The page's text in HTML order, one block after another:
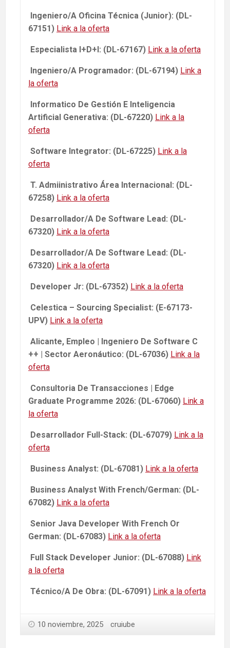
Ingeniero/A Oficina Técnica (Junior): (DL-
67151) Link a la oferta
Especialista I+D+I: (DL-67167) Link a la oferta
Ingeniero/A Programador: (DL-67194) Link a
la oferta
Informatico De Gestión E Inteligencia
Artificial Generativa: (DL-67220) Link a la
oferta
Software Integrator: (DL-67225) Link a la
oferta
T. Admiinistrativo Área Internacional: (DL-
67258) Link a la oferta
Desarrollador/A De Software Lead: (DL-
67320) Link a la oferta
Desarrollador/A De Software Lead: (DL-
67320) Link a la oferta
Developer Jr: (DL-67352) Link a la oferta
Celestica – Sourcing Specialist: (E-67173-
UPV) Link a la oferta
Alicante, Empleo | Ingeniero De Software C
++ | Sector Aeronáutico: (DL-67036) Link a la
oferta
Consultoria De Transacciones | Edge
Graduate Programme 2026: (DL-67060) Link a
la oferta
Desarrollador Full-Stack: (DL-67079) Link a la
oferta
Business Analyst: (DL-67081) Link a la oferta
Business Analyst With French/German: (DL-
67082) Link a la oferta
Senior Java Developer With French Or
German: (DL-67083) Link a la oferta
Full Stack Developer Junior: (DL-67088) Link
a la oferta
Técnico/A De Obra: (DL-67091) Link a la oferta
10 noviembre, 2025 cruiube